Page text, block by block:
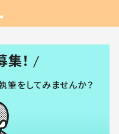
！
筆をしてみませんか？